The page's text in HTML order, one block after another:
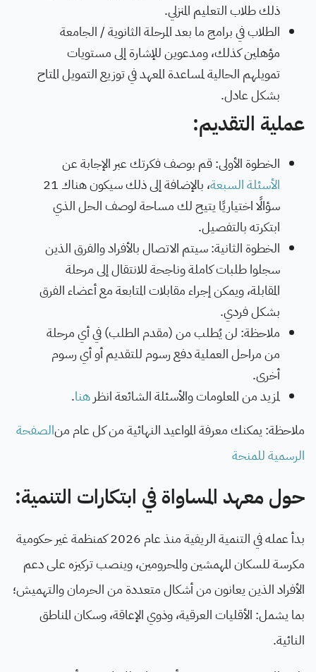
ذلك طلاب التعليم المنزلي.
الطلاب في برامج ما بعد المرحلة الثانوية / الجامعة
مؤهلين كذلك، ومدعوين للإشارة إلى مستويات
تمويلهم الحالية لمساعدة المعهد في توزيع التمويل المتاح
بشكل عادل.
عملية التقديم:
الخطوة الأولى: قم بوصف فكرتك عبر الإجابة عن
الأسئلة السبعة،
بالإضافة إلى ذلك سيكون هناك 21
سؤالًا اختياريًا يتيح لك مساحة لوصف الحل الذي
ابتكرته بالتفصيل.
الخطوة الثانية: سيتم الاتصال بالأفراد والفرق الذين
سجلوا طلبات كاملة وناجحة للانتقال إلى مرحلة
المقابلة، ويمكن إجراء مقابلات المتابعة مع أعضاء الفرق
بشكل فردي.
ملاحظة: لن يُطلب من (مقدم الطلب) في أي مرحلة
من مراحل العملية دفع رسوم للتقديم أو أي رسوم
أخرى.
لمزيد من المعلومات والأسئلة الشائعة انظر هنا.
ملاحظة: يمكنك معرفة المواعيد النهائية من كل عام من
الرسمية للمنحة
حول معهد المساواة في ابتكارات التنمية:
بدأ عمله في التنمية الريفية منذ عام 2026 كمنظمة غير حكومية
مكرسة للسكان المهمشين والمحرومين، وينصب تركيزه على دعم
الأفراد الذين يعانون من أشكال متعددة من الحرمان والتهميش؛
بما يشمل: الأقليات العرقية، وذوي الإعاقة، وسكان المناطق
النائية.